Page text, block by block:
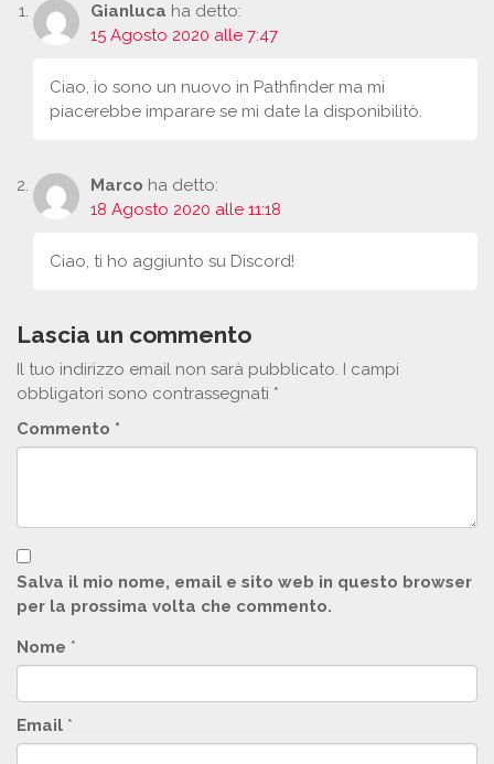
Gianluca ha detto:
15 Agosto 2020 alle 7:47
Ciao, io sono un nuovo in Pathfinder ma mi
piacerebbe imparare se mi date la disponibilitò.
Marco ha detto:
18 Agosto 2020 alle 11:18
Ciao, ti ho aggiunto su Discord!
Lascia un commento
Il tuo indirizzo email non sarà pubblicato. I campi
obbligatori sono contrassegnati *
Commento *
Salva il mio nome, email e sito web in questo browser
per la prossima volta che commento.
Nome *
Email *